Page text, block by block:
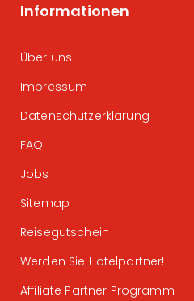
Informationen
Über uns
Impressum
Datenschutzerklärung
FAQ
Jobs
Sitemap
Reisegutschein
Werden Sie Hotelpartner!
Affiliate Partner Programm